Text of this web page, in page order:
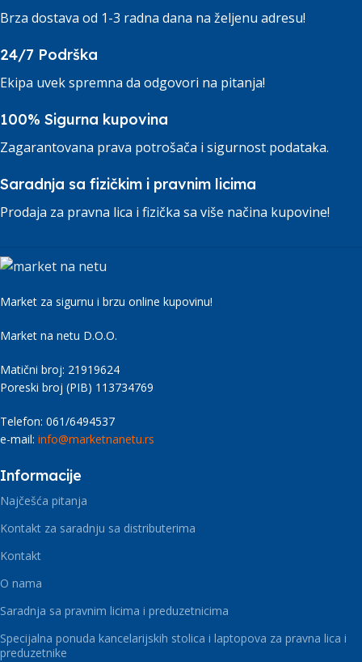
Brza dostava od 1-3 radna dana na željenu adresu!
24/7 Podrška
Ekipa uvek spremna da odgovori na pitanja!
100% Sigurna kupovina
Zagarantovana prava potrošača i sigurnost podataka.
Saradnja sa fizičkim i pravnim licima
Prodaja za pravna lica i fizička sa više načina kupovine!
Market za sigurnu i brzu online kupovinu!
Market na netu D.O.O.
Matični broj: 21919624
Poreski broj (PIB) 113734769
Telefon: 061/6494537
e-mail: info@marketnanetu.rs
Informacije
Najčešća pitanja
Kontakt za saradnju sa distributerima
Kontakt
O nama
Saradnja sa pravnim licima i preduzetnicima
Specijalna ponuda kancelarijskih stolica i laptopova za pravna lica i
preduzetnike